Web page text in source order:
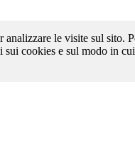
le visite sul sito.
cookies e sul modo in